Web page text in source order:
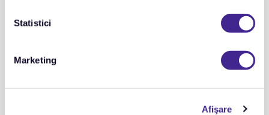
Statistici
Marketing
Afişare